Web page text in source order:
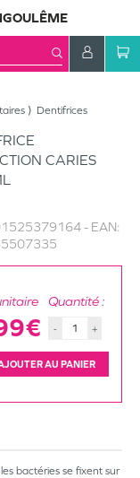
Dentifrices
CARIES
- EAN:
Quantité :
- +
AU PANIER
bactéries se fixent sur